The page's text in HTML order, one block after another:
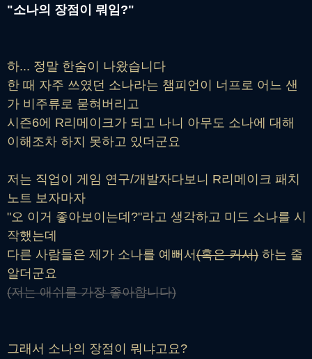
"소나의 장점이 뭐임?"
하... 정말 한숨이 나왔습니다
한 때 자주 쓰였던 소나라는 챔피언이 너프로 어느 샌
가 비주류로 묻혀버리고
시즌6에 R리메이크가 되고 나니 아무도 소나에 대해
이해조차 하지 못하고 있더군요
저는 직업이 게임 연구/개발자다보니 R리메이크 패치
노트 보자마자
"오 이거 좋아보이는데?"라고 생각하고 미드 소나를 시
작했는데
다른 사람들은 제가 소나를 예뻐서(혹은 커서) 하는 줄
알더군요
(저는 애쉬를 가장 좋아합니다)
그래서 소나의 장점이 뭐냐고요?